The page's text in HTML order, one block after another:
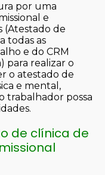
por uma
e
(Atestado de
todas as
e do CRM
para realizar o
o atestado de
e mental,
trabalhador possa
de clínica de